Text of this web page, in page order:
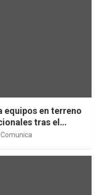
equipos en terreno
tras el